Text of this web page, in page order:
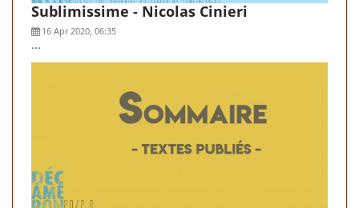
Sublimissime - Nicolas Cinieri
16 Apr 2020, 06:35
...